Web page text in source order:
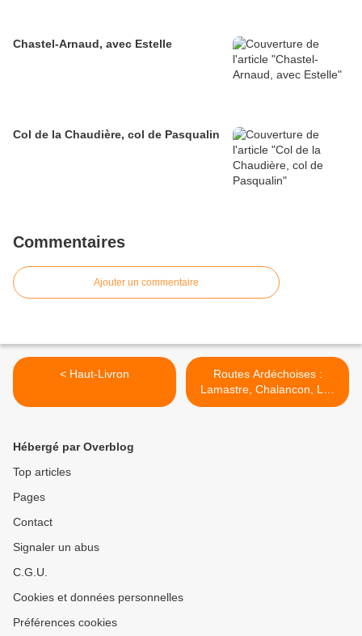
Chastel-Arnaud, avec Estelle
Col de la Chaudière, col de Pasqualin
Commentaires
Ajouter un commentaire
< Haut-Livron
Routes Ardéchoises :
Lamastre, Chalancon, Les
Razes (202 km) #30 >
Hébergé par Overblog
Top articles
Pages
Contact
Signaler un abus
C.G.U.
Cookies et données personnelles
Préférences cookies